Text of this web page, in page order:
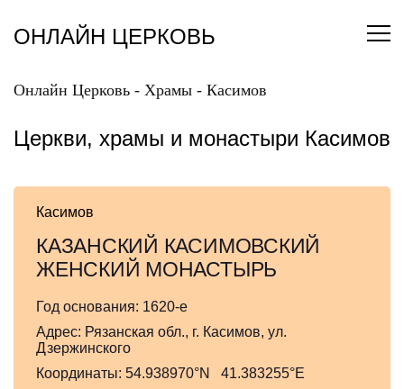
содержанию
ОНЛАЙН ЦЕРКОВЬ
Онлайн Церковь - Храмы - Касимов
Церкви, храмы и монастыри Касимов
Касимов
КАЗАНСКИЙ КАСИМОВСКИЙ
ЖЕНСКИЙ МОНАСТЫРЬ
Год основания: 1620-е
Адрес: Рязанская обл., г. Касимов, ул.
Дзержинского
Координаты: 54.938970°N 41.383255°E